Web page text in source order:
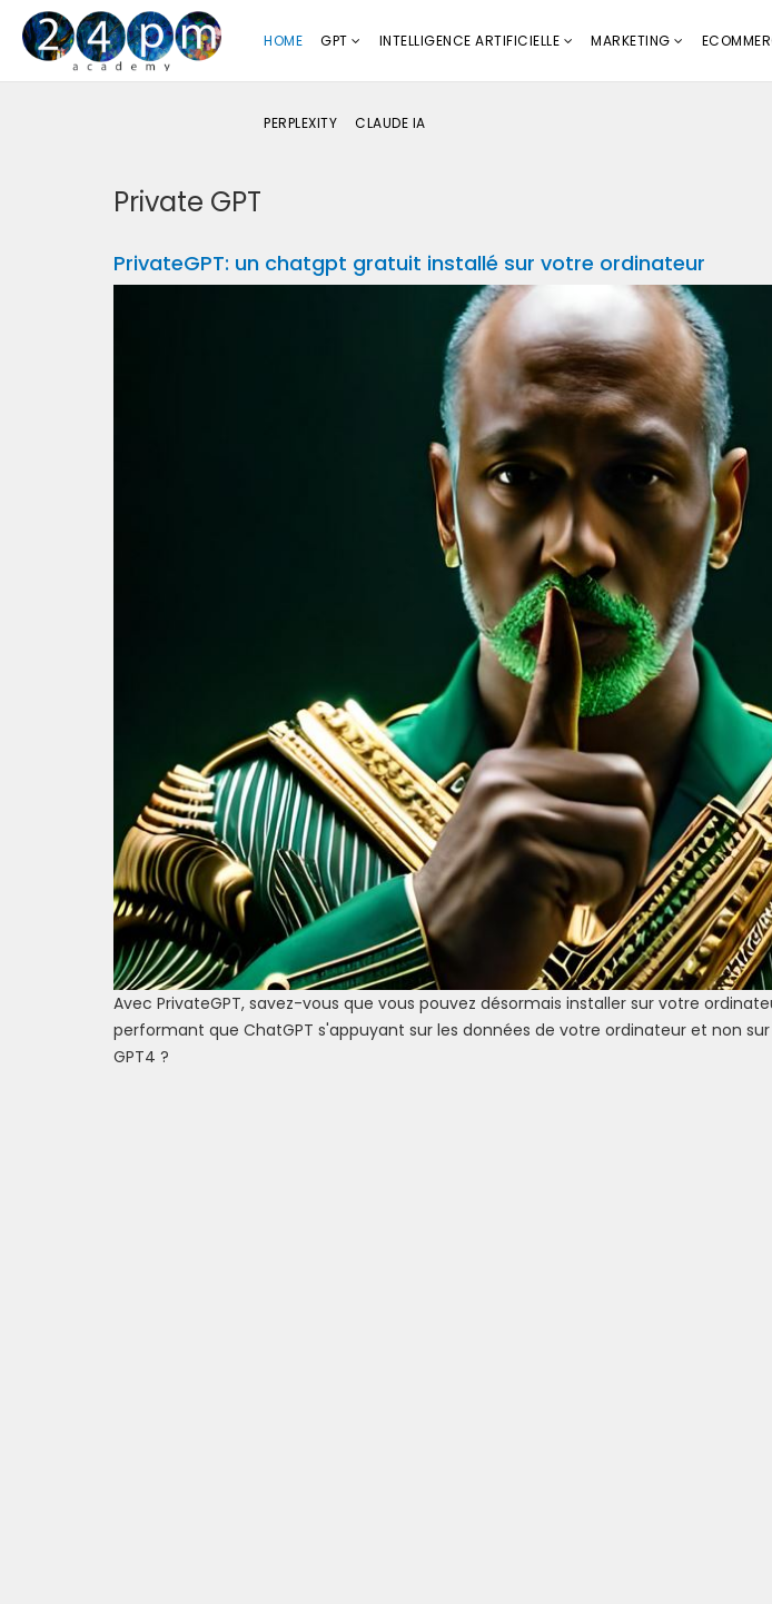
HOME GPT INTELLIGENCE ARTIFICIELLE MARKETING
PERPLEXITY CLAUDE IA
Private GPT
PrivateGPT: un chatgpt gratuit installé sur votre ordinateur
Avec PrivateGPT, savez-vous que vous pouvez désormais installer sur votre
performant que ChatGPT s'appuyant sur les données de votre ordinateur et non
GPT4 ?